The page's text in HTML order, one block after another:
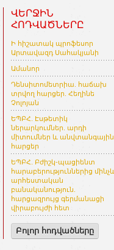
ՎԵՐՋԻՆ
ՀՈԴՎԱԾՆԵՐԸ
Ի հիշատակ պրոֆեսոր
Արտավազդ Սահակյանի
Ամանոր
Դենսիտոմետրիա. հաճախ
տրվող հարցեր. Հեղինե
Չոլոյան
ԵՊԲՀ. Էսթետիկ
ներարկումներ. արդի
միտումներ և անվտանգային
հարցեր
ԵՊԲՀ. Բժիշկ-պացիենտ
հարաբերություններից մինչև
արհեստական
բանականություն.
հարցազրույց գերմանացի
վիրաբույժի հետ
Բոլոր հոդվածները